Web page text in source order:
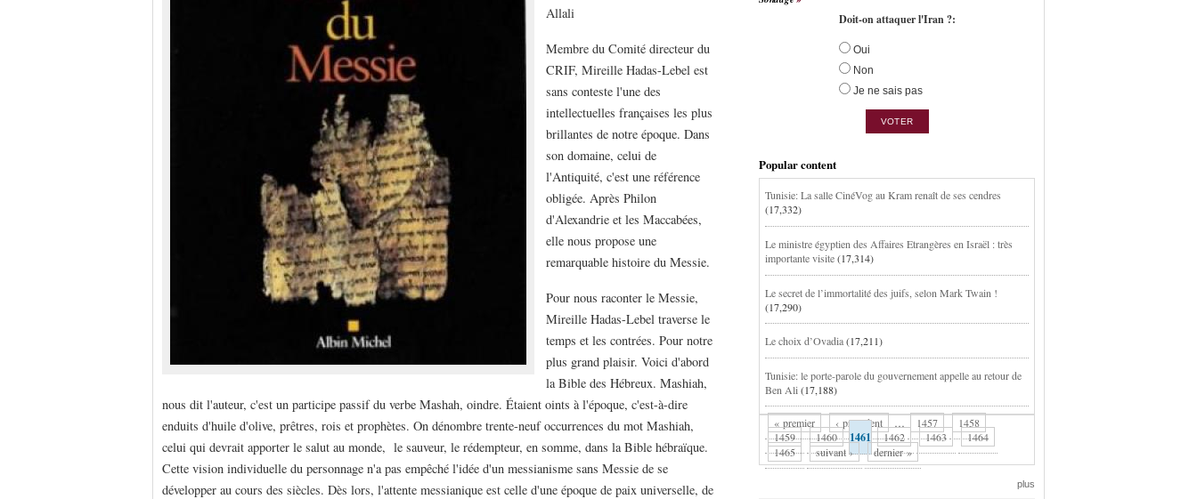
Allali
Membre du Comité directeur du
CRIF, Mireille Hadas-Lebel est
sans conteste l'une des
intellectuelles françaises les plus
brillantes de notre époque. Dans
son domaine, celui de
l'Antiquité, c'est une référence
obligée. Après Philon
d'Alexandrie et les Maccabées,
elle nous propose une
remarquable histoire du Messie.
Pour nous raconter le Messie,
Mireille Hadas-Lebel traverse le
temps et les contrées. Pour notre
plus grand plaisir. Voici d'abord
la Bible des Hébreux. Mashiah,
nous dit l'auteur, c'est un participe passif du verbe Mashah, oindre. Étaient oints à l'époque, c'est-à-dire
enduits d'huile d'olive, prêtres, rois et prophètes. On dénombre trente-neuf occurrences du mot Mashiah,
celui qui devrait apporter le salut au monde, le sauveur, le rédempteur, en somme, dans la Bible hébraïque.
Cette vision individuelle du personnage n'a pas empêché l'idée d'un messianisme sans Messie de se
développer au cours des siècles. Dès lors, l'attente messianique est celle d'une époque de paix universelle, de
Doit-on attaquer l'Iran ?:
Oui
Non
Je ne sais pas
Popular content
Tunisie: La salle CinéVog au Kram renaît de ses cendres
(17,332)
Le ministre égyptien des Affaires Etrangères en Israël : très
importante visite(17,314)
Le secret de l’immortalité des juifs, selon Mark Twain !
(17,290)
Le choix d’Ovadia(17,211)
Tunisie: le porte-parole du gouvernement appelle au retour de
Ben Ali (17,188)
« premier ‹ précédent … 1457
1458
1459
1460 1461 1462 1463
1464
1465
suivant › dernier »
plus